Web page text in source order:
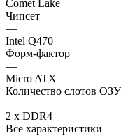
Comet Lake
Чипсет
—
Intel Q470
Форм-фактор
—
Micro ATX
Количество слотов ОЗУ
—
2 x DDR4
Все характеристики